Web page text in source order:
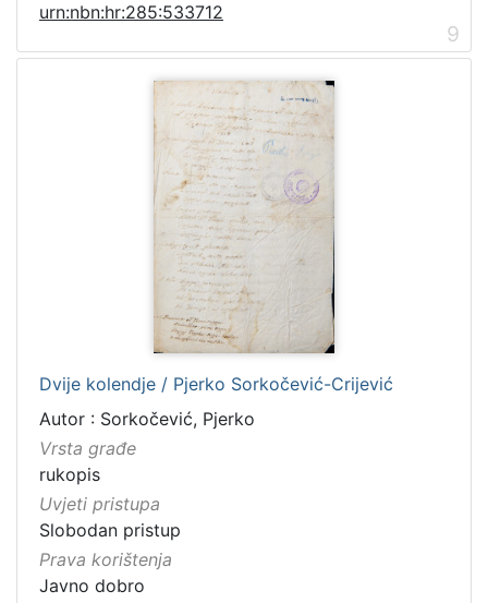
urn:nbn:hr:285:533712
9
Dvije kolendje / Pjerko Sorkočević-Crijević
Autor : Sorkočević, Pjerko
Vrsta građe
rukopis
Uvjeti pristupa
Slobodan pristup
Prava korištenja
Javno dobro